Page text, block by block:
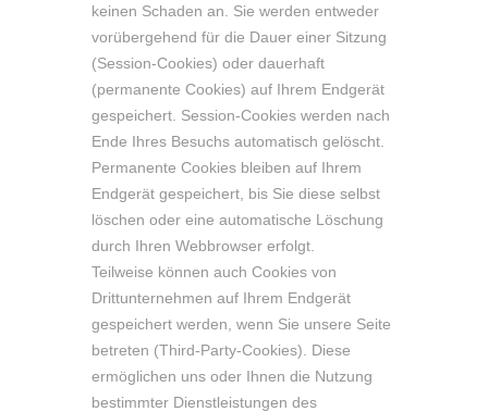
keinen Schaden an. Sie werden entweder
vorübergehend für die Dauer einer Sitzung
(Session-Cookies) oder dauerhaft
(permanente Cookies) auf Ihrem Endgerät
gespeichert. Session-Cookies werden nach
Ende Ihres Besuchs automatisch gelöscht.
Permanente Cookies bleiben auf Ihrem
Endgerät gespeichert, bis Sie diese selbst
löschen oder eine automatische Löschung
durch Ihren Webbrowser erfolgt.
Teilweise können auch Cookies von
Drittunternehmen auf Ihrem Endgerät
gespeichert werden, wenn Sie unsere Seite
betreten (Third-Party-Cookies). Diese
ermöglichen uns oder Ihnen die Nutzung
bestimmter Dienstleistungen des